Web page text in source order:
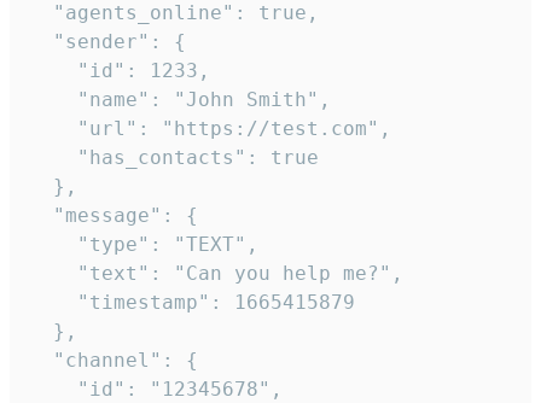
  "agents_online": true,
  "sender": {
    "id": 1233,
    "name": "John Smith",
    "url": "https://test.com",
    "has_contacts": true
  },
  "message": {
    "type": "TEXT",
    "text": "Can you help me?",
    "timestamp": 1665415879
  },
  "channel": {
    "id": "12345678",